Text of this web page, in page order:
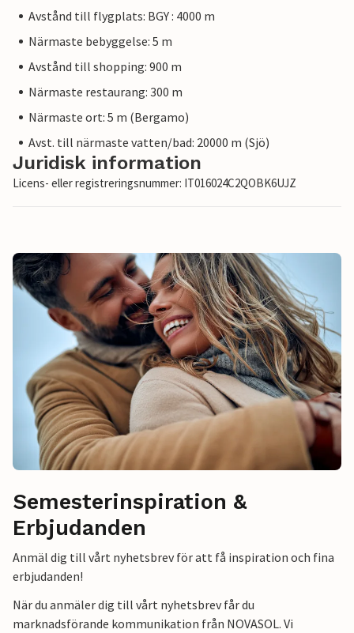
Avstånd till flygplats: BGY : 4000 m
Närmaste bebyggelse: 5 m
Avstånd till shopping: 900 m
Närmaste restaurang: 300 m
Närmaste ort: 5 m (Bergamo)
Avst. till närmaste vatten/bad: 20000 m (Sjö)
Juridisk information
Licens- eller registreringsnummer: IT016024C2QOBK6UJZ
Semesterinspiration &
Erbjudanden
Anmäl dig till vårt nyhetsbrev för att få inspiration och fina
erbjudanden!
När du anmäler dig till vårt nyhetsbrev får du
marknadsförande kommunikation från NOVASOL. Vi